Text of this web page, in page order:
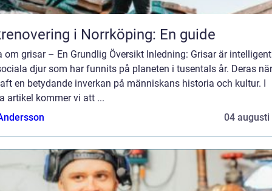
i Norrköping: En guide
om grisar – En Grundlig Översikt Inledning: Grisar är
djur som har funnits på planeten i tusentals år. Deras
en betydande inverkan på människans historia och kultur. I
artikel kommer vi att ...
04 augusti